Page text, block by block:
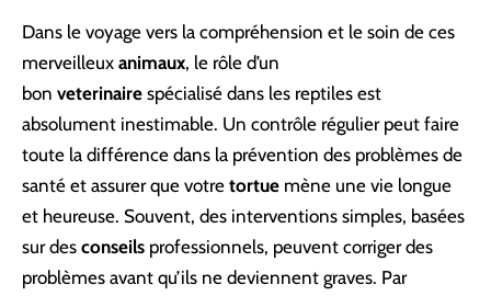
Dans le voyage vers la compréhension et le soin de ces
merveilleux animaux, le rôle d’un
bon veterinaire spécialisé dans les reptiles est
absolument inestimable. Un contrôle régulier peut faire
toute la différence dans la prévention des problèmes de
santé et assurer que votre tortue mène une vie longue
et heureuse. Souvent, des interventions simples, basées
sur des conseils professionnels, peuvent corriger des
problèmes avant qu’ils ne deviennent graves. Par